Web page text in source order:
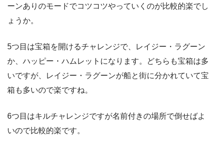
ーンありのモードでコツコツやっていくのが比較的楽でし
ょうか。
5つ目は宝箱を開けるチャレンジで、レイジー・ラグーン
か、ハッピー・ハムレットになります。どちらも宝箱は多
いですが、レイジー・ラグーンが船と街に分かれていて宝
箱も多いので楽ですね。
6つ目はキルチャレンジですが名前付きの場所で倒せばよ
いので比較的楽です。